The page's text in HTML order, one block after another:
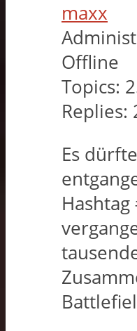
maxx
Offline
Topics:
Replies:
Es